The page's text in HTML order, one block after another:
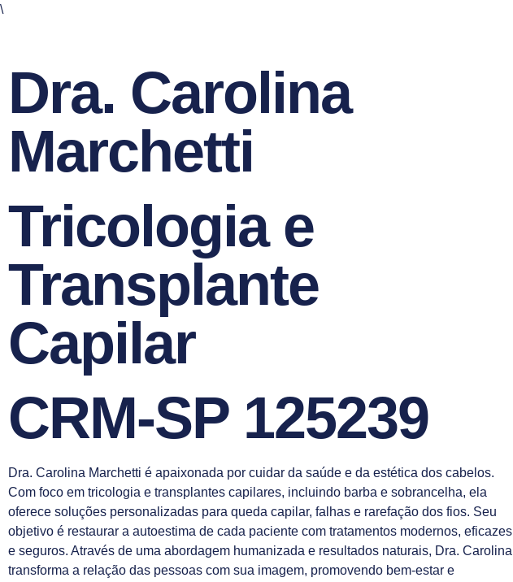
\
Dra. Carolina
Marchetti
Tricologia e
Transplante
Capilar
CRM-SP 125239
Dra. Carolina Marchetti é apaixonada por cuidar da saúde e da estética dos cabelos.
Com foco em tricologia e transplantes capilares, incluindo barba e sobrancelha, ela
oferece soluções personalizadas para queda capilar, falhas e rarefação dos fios. Seu
objetivo é restaurar a autoestima de cada paciente com tratamentos modernos, eficazes
e seguros. Através de uma abordagem humanizada e resultados naturais, Dra. Carolina
transforma a relação das pessoas com sua imagem, promovendo bem-estar e